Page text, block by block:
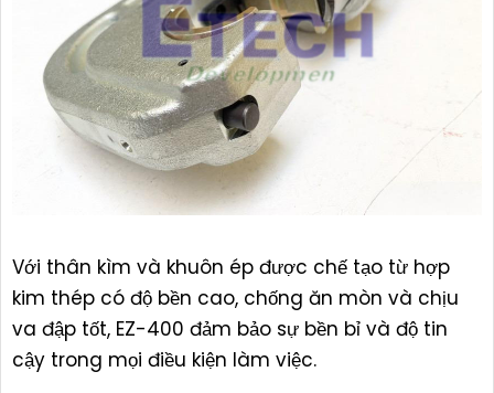
Với thân kìm và khuôn ép được chế tạo từ hợp
kim thép có độ bền cao, chống ăn mòn và chịu
va đập tốt, EZ-400 đảm bảo sự bền bỉ và độ tin
cậy trong mọi điều kiện làm việc.